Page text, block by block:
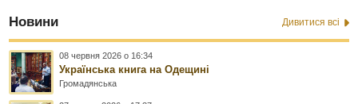
Новини Дивитися всі
08 червня 2026 о 16:34
Українська книга на Одещині
Громадянська